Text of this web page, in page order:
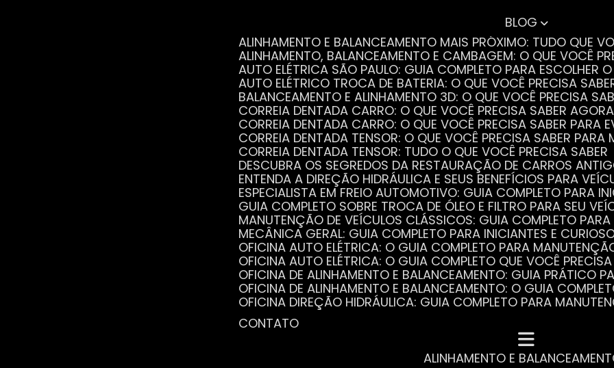
BLOG
ALINHAMENTO E BALANCEAMENTO MAIS PRÓXIMO: TUDO QUE
ALINHAMENTO, BALANCEAMENTO E CAMBAGEM: O QUE VOCÊ
AUTO ELÉTRICA SÃO PAULO: GUIA COMPLETO PARA ESCOLHER
AUTO ELÉTRICO TROCA DE BATERIA: O QUE VOCÊ PRECISA
BALANCEAMENTO E ALINHAMENTO 3D: O QUE VOCÊ PRECISA
CORREIA DENTADA CARRO: O QUE VOCÊ PRECISA SABER AGORA
CORREIA DENTADA CARRO: O QUE VOCÊ PRECISA SABER PARA
CORREIA DENTADA TENSOR: O QUE VOCÊ PRECISA SABER
CORREIA DENTADA TENSOR: TUDO O QUE VOCÊ PRECISA SABER
DESCUBRA OS SEGREDOS DA RESTAURAÇÃO DE CARROS
ENTENDA A DIREÇÃO HIDRÁULICA E SEUS BENEFÍCIOS PARA
ESPECIALISTA EM FREIO AUTOMOTIVO: GUIA COMPLETO PARA
GUIA COMPLETO SOBRE TROCA DE ÓLEO E FILTRO PARA SEU
MANUTENÇÃO DE VEÍCULOS CLÁSSICOS: GUIA COMPLETO
MECÂNICA GERAL: GUIA COMPLETO PARA INICIANTES E
OFICINA AUTO ELÉTRICA: O GUIA COMPLETO PARA
OFICINA AUTO ELÉTRICA: O GUIA COMPLETO QUE VOCÊ PRECISA
OFICINA DE ALINHAMENTO E BALANCEAMENTO: GUIA PRÁTICO
OFICINA DE ALINHAMENTO E BALANCEAMENTO: O GUIA
OFICINA DIREÇÃO HIDRÁULICA: GUIA COMPLETO PARA
OFICINA MECÂNICA COMPLETA PARA BLINDADOS: TUDO QUE
POR QUE A REVISÃO AUTOMOTIVA É ESSENCIAL PARA O
SERVIÇO DE ALINHAMENTO E BALANCEAMENTO: O QUE VOCÊ
VANTAGENS ESSENCIAIS DA TROCA DE ÓLEO PARA A SAÚDE DO
CONTATO
ALINHAMENTO E